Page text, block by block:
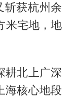
斩获杭州余
米宅地，地
耕北上广深
海核心地段